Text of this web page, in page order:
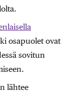
osapuolet ovat
sovitun
lähtee